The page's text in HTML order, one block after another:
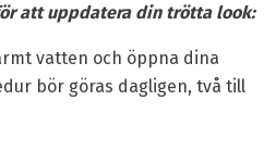
att uppdatera din trötta look:
vatten och öppna dina
bör göras dagligen, två till